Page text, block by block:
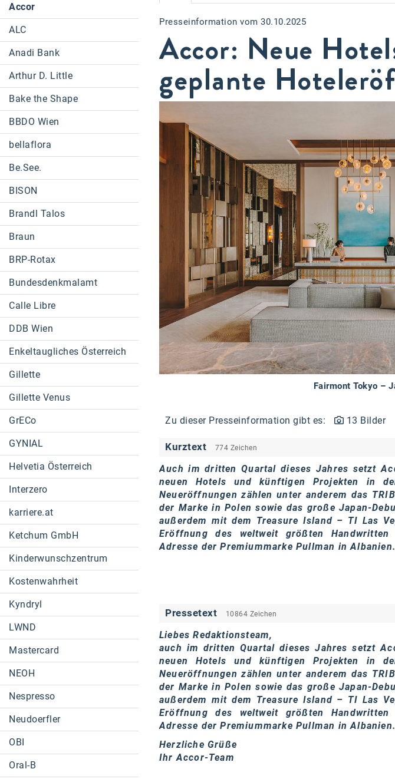
Accor
ALC
Anadi Bank
Arthur D. Little
Bake the Shape
BBDO Wien
bellaflora
Be.See.
BISON
Brandl Talos
Braun
BRP-Rotax
Bundesdenkmalamt
Calle Libre
DDB Wien
Enkeltaugliches Österreich
Gillette
Gillette Venus
GrECo
GYNIAL
Helvetia Österreich
Interzero
karriere.at
Ketchum GmbH
Kinderwunschzentrum
Kostenwahrheit
Kyndryl
LWND
Mastercard
NEOH
Nespresso
Neudoerfler
OBI
Oral-B
Presseinformation vom 30.10.2025
Accor: Neue
geplante
Fairmont Tokyo –
Zu dieser Presseinformation gibt es: 13 Bilder
Kurztext 774 Zeichen
Auch im dritten Quartal dieses Jahres setzt
neuen Hotels und künftigen Projekten in
Neueröffnungen zählen unter anderem das
der Marke in Polen sowie das große Japan-
außerdem mit dem Treasure Island – TI Las
Eröffnung des weltweit größten
Adresse der Premiummarke Pullman in Albanien.
Pressetext 10864 Zeichen
Liebes Redaktionsteam,
auch im dritten Quartal dieses Jahres setzt
neuen Hotels und künftigen Projekten in
Neueröffnungen zählen unter anderem das
der Marke in Polen sowie das große Japan-
außerdem mit dem Treasure Island – TI Las
Eröffnung des weltweit größten
Adresse der Premiummarke Pullman in Albanien.
Herzliche Grüße
Ihr Accor-Team